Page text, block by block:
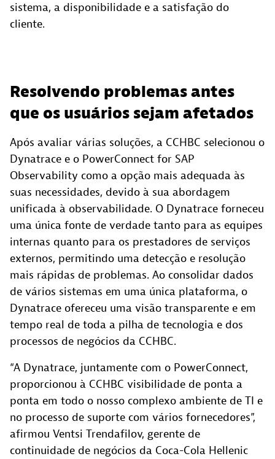
sistema, a disponibilidade e a satisfação do
cliente.
Resolvendo problemas antes
que os usuários sejam afetados
Após avaliar várias soluções, a CCHBC selecionou o
Dynatrace e o PowerConnect for SAP
Observability como a opção mais adequada às
suas necessidades, devido à sua abordagem
unificada à observabilidade. O Dynatrace forneceu
uma única fonte de verdade tanto para as equipes
internas quanto para os prestadores de serviços
externos, permitindo uma detecção e resolução
mais rápidas de problemas. Ao consolidar dados
de vários sistemas em uma única plataforma, o
Dynatrace ofereceu uma visão transparente e em
tempo real de toda a pilha de tecnologia e dos
processos de negócios da CCHBC.
“A Dynatrace, juntamente com o PowerConnect,
proporcionou à CCHBC visibilidade de ponta a
ponta em todo o nosso complexo ambiente de TI e
no processo de suporte com vários fornecedores”,
afirmou Ventsi Trendafilov, gerente de
continuidade de negócios da Coca-Cola Hellenic